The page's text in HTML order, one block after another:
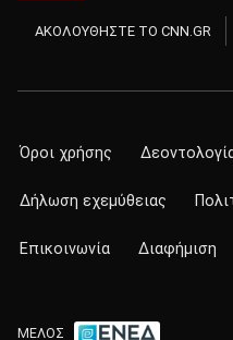
ΑΚΟΛΟΥΘΗΣΤΕ ΤΟ CNN.GR
Όροι χρήσης
Δήλωση εχεμύθειας
Επικοινωνία Διαφήμιση
ΜΕΛΟΣ